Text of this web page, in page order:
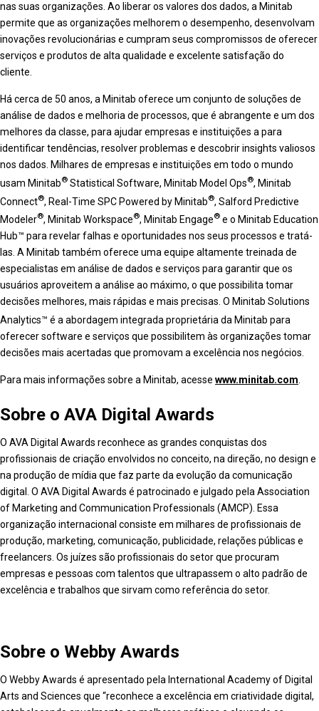
nas suas organizações. Ao liberar os valores dos dados, a Minitab
permite que as organizações melhorem o desempenho, desenvolvam
inovações revolucionárias e cumpram seus compromissos de oferecer
serviços e produtos de alta qualidade e excelente satisfação do
cliente.
Há cerca de 50 anos, a Minitab oferece um conjunto de soluções de
análise de dados e melhoria de processos, que é abrangente e um dos
melhores da classe, para ajudar empresas e instituições a para
identificar tendências, resolver problemas e descobrir insights valiosos
nos dados. Milhares de empresas e instituições em todo o mundo
usam Minitab® Statistical Software, Minitab Model Ops®, Minitab
Connect®, Real-Time SPC Powered by Minitab®, Salford Predictive
Modeler®, Minitab Workspace®, Minitab Engage® e o Minitab Education
Hub™ para revelar falhas e oportunidades nos seus processos e tratá-
las. A Minitab também oferece uma equipe altamente treinada de
especialistas em análise de dados e serviços para garantir que os
usuários aproveitem a análise ao máximo, o que possibilita tomar
decisões melhores, mais rápidas e mais precisas. O Minitab Solutions
Analytics™ é a abordagem integrada proprietária da Minitab para
oferecer software e serviços que possibilitem às organizações tomar
decisões mais acertadas que promovam a excelência nos negócios.
Para mais informações sobre a Minitab, acesse www.minitab.com
Sobre o AVA Digital Awards
O AVA Digital Awards reconhece as grandes conquistas dos
profissionais de criação envolvidos no conceito, na direção, no design e
na produção de mídia que faz parte da evolução da comunicação
digital. O AVA Digital Awards é patrocinado e julgado pela Association
of Marketing and Communication Professionals (AMCP). Essa
organização internacional consiste em milhares de profissionais de
produção, marketing, comunicação, publicidade, relações públicas e
freelancers. Os juízes são profissionais do setor que procuram
empresas e pessoas com talentos que ultrapassem o alto padrão de
excelência e trabalhos que sirvam como referência do setor.
Sobre o Webby Awards
O Webby Awards é apresentado pela International Academy of Digital
Arts and Sciences que “reconhece a excelência em criatividade digital,